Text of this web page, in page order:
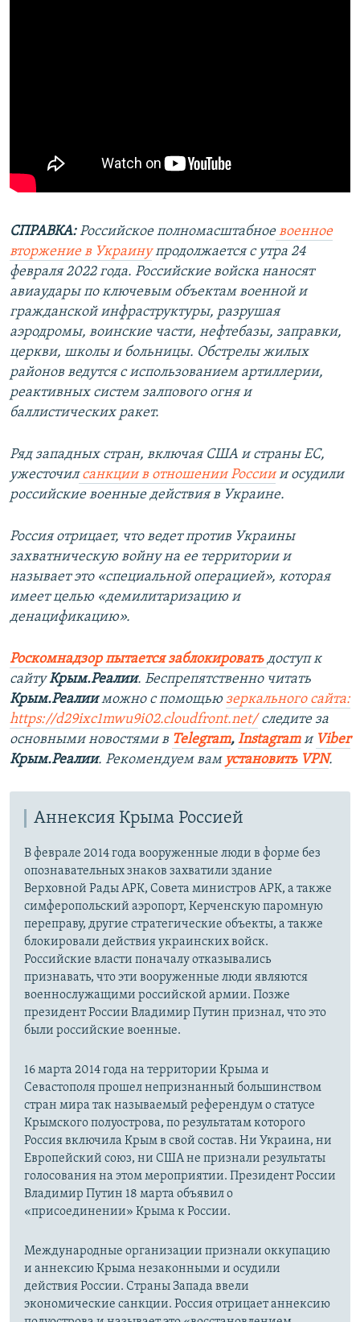
СПРАВКА:Российское полномасштабноевоенное
вторжение в Украинупродолжается с утра 24
февраля 2022 года. Российские войска наносят
авиаудары по ключевым объектам военной и
гражданской инфраструктуры, разрушая
аэродромы, воинские части, нефтебазы, заправки,
церкви, школы и больницы. Обстрелы жилых
районов ведутся с использованием артиллерии,
реактивных систем залпового огня и
баллистических ракет.
Ряд западных стран, включая США и страны ЕС,
ужесточилсанкции в отношении Россиии осудили
российские военные действия в Украине.
Россия отрицает, что ведет против Украины
захватническую войну на ее территории и
называет это «специальной операцией», которая
имеет целью «демилитаризацию и
денацификацию».
Роскомнадзор пытается заблокировать доступ к
сайтуКрым.Реалии. Беспрепятственно читать
Крым.Реалииможно с помощью зеркального сайта:
https://d29ixc1mwu9i02.cloudfront.net/ следите за
основными новостями в Telegram, Instagramи Viber
Крым.Реалии. Рекомендуем вам установить VPN.
Аннексия Крыма Россией
В феврале 2014 года вооруженные люди в форме без
опознавательных знаков захватили здание
Верховной Рады АРК, Совета министров АРК, а также
симферопольский аэропорт, Керченскую паромную
переправу, другие стратегические объекты, а также
блокировали действия украинских войск.
Российские власти поначалу отказывались
признавать, что эти вооруженные люди являются
военнослужащими российской армии. Позже
президент России Владимир Путин признал, что это
были российские военные.
16 марта 2014 года на территории Крыма и
Севастополя прошел непризнанный большинством
стран мира так называемый референдум о статусе
Крымского полуострова, по результатам которого
Россия включила Крым в свой состав. Ни Украина, ни
Европейский союз, ни США не признали результаты
голосования на этом мероприятии. Президент России
Владимир Путин 18 марта объявил о
«присоединении» Крыма к России.
Международные организации признали оккупацию
и аннексию Крыма незаконными и осудили
действия России. Страны Запада ввели
экономические санкции. Россия отрицает аннексию